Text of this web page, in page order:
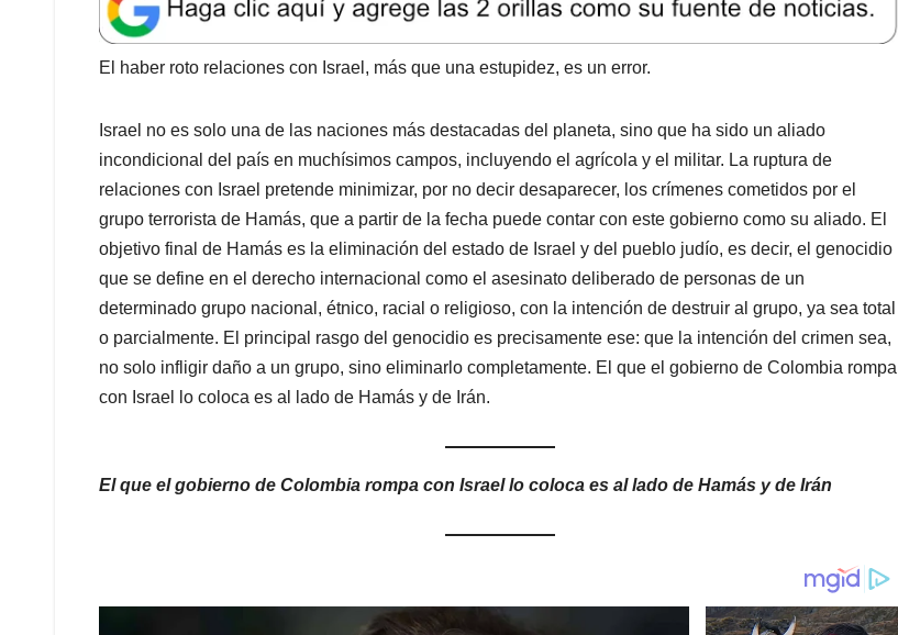
t
s
A
p
e
b
o
k
k
e
d
n
l
e
a
d
El haber roto relaciones con Israel, más que una estupidez, es un error.
Israel no es solo una de las naciones más destacadas del planeta, sino que ha sido un aliado
incondicional del país en muchísimos campos, incluyendo el agrícola y el militar. La ruptura de
relaciones con Israel pretende minimizar, por no decir desaparecer, los crímenes cometidos por el
grupo terrorista de Hamás, que a partir de la fecha puede contar con este gobierno como su aliado. El
objetivo final de Hamás es la eliminación del estado de Israel y del pueblo judío, es decir, el genocidio
que se define en el derecho internacional como el asesinato deliberado de personas de un
determinado grupo nacional, étnico, racial o religioso, con la intención de destruir al grupo, ya sea total
o parcialmente. El principal rasgo del genocidio es precisamente ese: que la intención del crimen sea,
no solo infligir daño a un grupo, sino eliminarlo completamente. El que el gobierno de Colombia rompa
con Israel lo coloca es al lado de Hamás y de Irán.
El que el gobierno de Colombia rompa con Israel lo coloca es al lado de Hamás y de Irán